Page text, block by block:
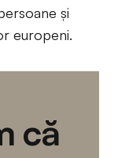
și
europeni.
că